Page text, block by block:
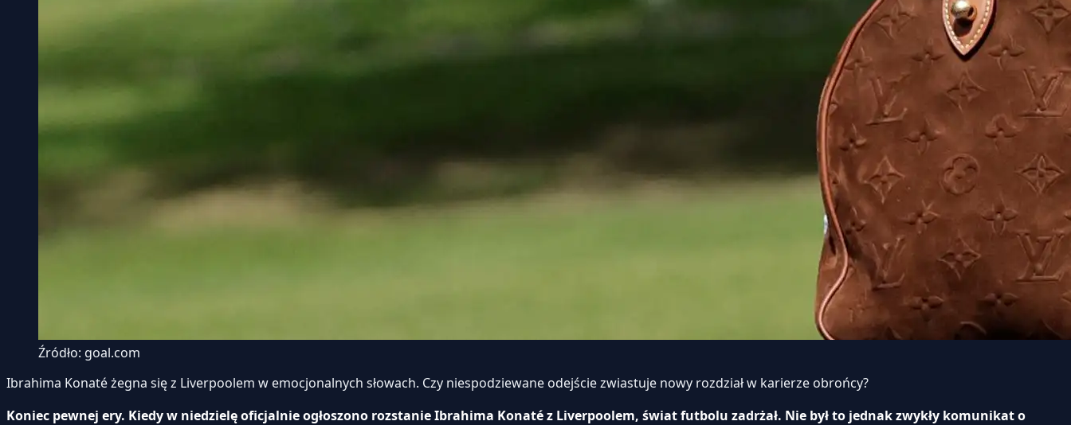
Źródło: goal.com
Ibrahima Konaté żegna się z Liverpoolem w emocjonalnych słowach. Czy niespodziewane odejście zwiastuje nowy rozdział w karierze obrońcy?
Koniec pewnej ery. Kiedy w niedzielę oficjalnie ogłoszono rozstanie Ibrahima Konaté z Liverpoolem, świat futbolu zadrżał. Nie był to jednak zwykły komunikat o